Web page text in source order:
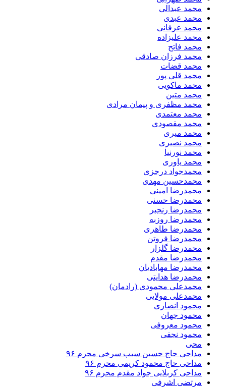
محمد عبدالی
محمد عبدی
محمد عرفانی
محمد علیزاده
محمد فاتح
محمد فرزان صادقی
محمد قضات
محمد قلی پور
محمد ماکویی
محمد متین
محمد مظفری و پیمان مرادی
محمد معتمدی
محمد مقصودی
محمد میری
محمد نصیری
محمد نورنیا
محمد یاوری
محمدجواد درجزی
محمدحسین مهدی
محمدرضا امینی
محمدرضا حسنی
محمدرضا رنجبر
محمدرضا روزبه
محمدرضا طاهری
محمدرضا فروتن
محمدرضا گلزار
محمدرضا مقدم
محمدرضا مهابادیان
محمدرضا هدایتی
محمدعلی محمودی (رادمان)
محمدعلی مولایی
محمود انصاری
محمود جهان
محمود معروفی
محمود نجفی
محی
مداحی حاج حسین سیب سرخی محرم ۹۶
مداحی حاج محمود کریمی محرم ۹۶
مداحی کربلایی جواد مقدم محرم ۹۶
مرتضی اشرفی